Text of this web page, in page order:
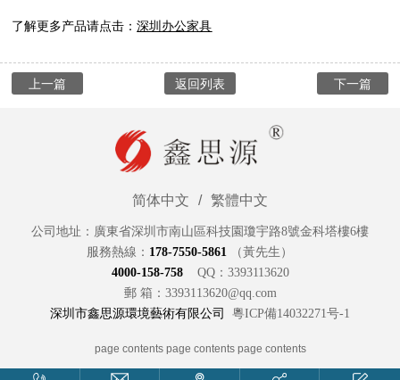
了解更多产品请点击：深圳 办公家具
上一篇 下一篇
返回列表
简体中文 / 繁體中文
公司地址：廣東省深圳市南山區科技園瓊宇路8號金科塔樓6樓
服務熱線： 178-7550-5861（黃先生）
4000-158-758 QQ：3393113620
郵 箱：3393113620@qq.com
深圳市鑫思源環境藝術有限公司
粵ICP備14032271号-1
page contents page contents page contents